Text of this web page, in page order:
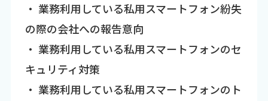
・ 業務利用している私用スマートフォン紛失
の際の会社への報告意向
・ 業務利用している私用スマートフォンのセ
キュリティ対策
・ 業務利用している私用スマートフォンのト